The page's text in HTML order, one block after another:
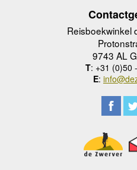
Reisboekwinkel
9743 AL
T: +31 (0)50
E: